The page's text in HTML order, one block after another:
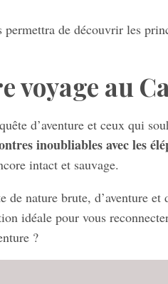
permettra de découvrir les
au
d’aventure et ceux qui
inoubliables avec les
intact et sauvage.
nature brute, d’aventure
idéale pour vous
?